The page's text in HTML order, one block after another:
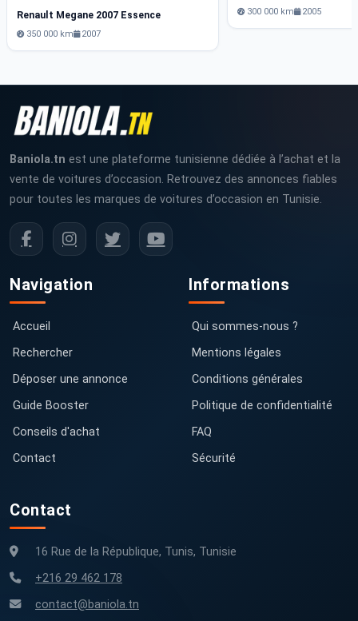
Renault Megane 2007 Essence
350 000 km 2007
300 000 km 2005
Baniola.tn est une plateforme tunisienne dédiée à l’achat et la
vente de voitures d’occasion. Retrouvez des annonces fiables
pour toutes les marques de voitures d’occasion en Tunisie.
Navigation
Accueil
Rechercher
Déposer une annonce
Guide Booster
Conseils d'achat
Contact
Informations
Qui sommes-nous ?
Mentions légales
Conditions générales
Politique de confidentialité
FAQ
Sécurité
Contact
16 Rue de la République, Tunis, Tunisie
+216 29 462 178
contact@baniola.tn